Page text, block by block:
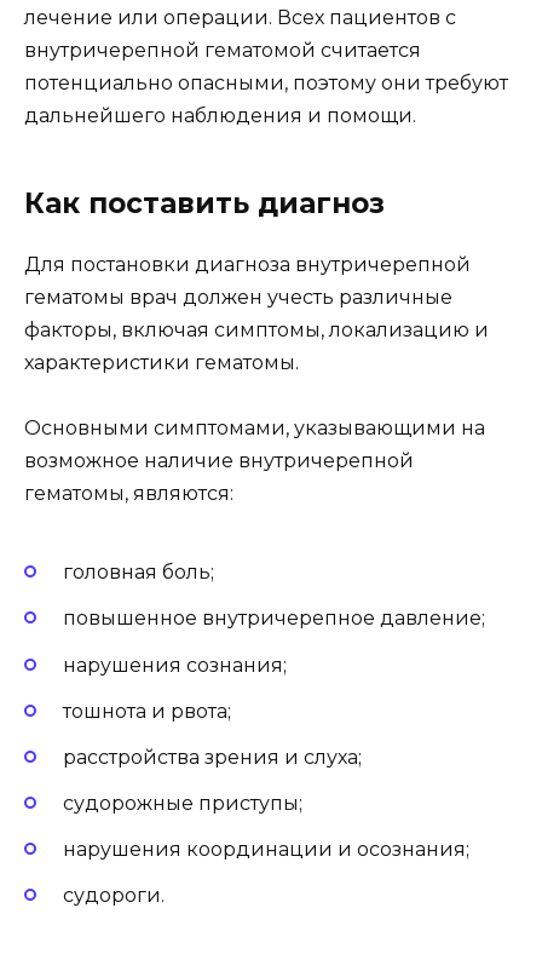
лечение или операции. Всех пациентов с
внутричерепной гематомой считается
потенциально опасными, поэтому они требуют
дальнейшего наблюдения и помощи.
Как поставить диагноз
Для постановки диагноза внутричерепной
гематомы врач должен учесть различные
факторы, включая симптомы, локализацию и
характеристики гематомы.
Основными симптомами, указывающими на
возможное наличие внутричерепной
гематомы, являются:
головная боль;
повышенное внутричерепное давление;
нарушения сознания;
тошнота и рвота;
расстройства зрения и слуха;
судорожные приступы;
нарушения координации и осознания;
судороги.